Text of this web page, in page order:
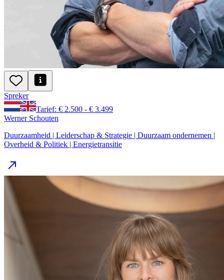
Spreker
Tarief: € 2.500 - € 3.499
Werner Schouten
Duurzaamheid | Leiderschap & Strategie | Duurzaam ondernemen |
Overheid & Politiek | Energietransitie